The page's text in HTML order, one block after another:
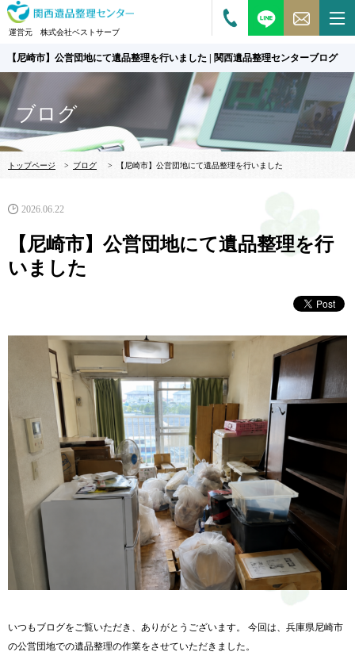
運営元 株式会社ベストサーブ
【尼崎市】公営団地にて遺品整理を行いました | 関西遺品整理センターブログ
ブログ
トップページ > ブログ > 【尼崎市】公営団地にて遺品整理を行いました
2026.06.22
【尼崎市】公営団地にて遺品整理を行
いました
いつもブログをご覧いただき、ありがとうございます。 今回は、兵庫県尼崎市
の公営団地での遺品整理の作業をさせていただきました。